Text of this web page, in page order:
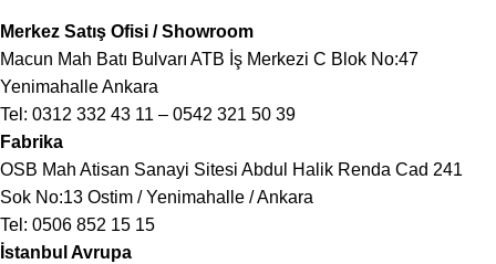
Merkez Satış Ofisi / Showroom
Macun Mah Batı Bulvarı ATB İş Merkezi C Blok No:47
Yenimahalle Ankara
Tel: 0312 332 43 11 – 0542 321 50 39
Fabrika
OSB Mah Atisan Sanayi Sitesi Abdul Halik Renda Cad 241
Sok No:13 Ostim / Yenimahalle / Ankara
Tel: 0506 852 15 15
İstanbul Avrupa